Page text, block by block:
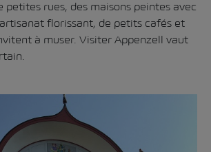
petites rues, des maisons peintes avec
florissant, de petits cafés et
à muser. Visiter Appenzell vaut